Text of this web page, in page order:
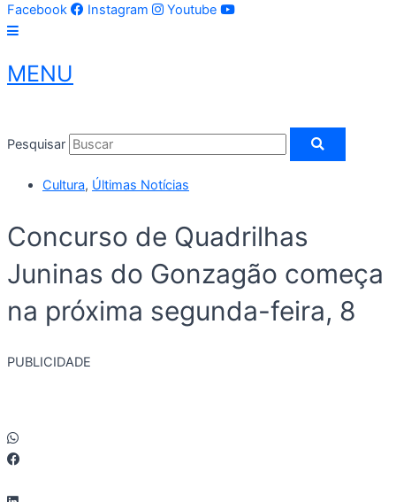
Facebook
Instagram Youtube
MENU
Pesquisar
Cultura, Últimas Notícias
Concurso de Quadrilhas
Juninas do Gonzagão começa
na próxima segunda-feira, 8
PUBLICIDADE